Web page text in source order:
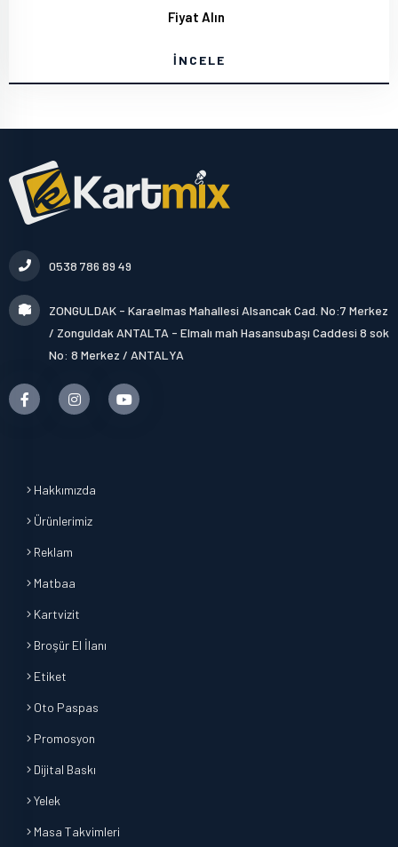
Fiyat Alın
İNCELE
0538 786 89 49
ZONGULDAK - Karaelmas Mahallesi Alsancak Cad. No:7 Merkez
/ Zonguldak ANTALTA - Elmalı mah Hasansubaşı Caddesi 8 sok
No: 8 Merkez / ANTALYA
Hakkımızda
Ürünlerimiz
Reklam
Matbaa
Kartvizit
Broşür El İlanı
Etiket
Oto Paspas
Promosyon
Dijital Baskı
Yelek
Masa Takvimleri